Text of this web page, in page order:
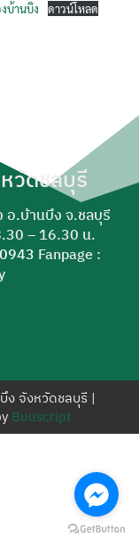
บ้านบึง ดาวน์โหลด
วัดชลบุรี
อ.บ้านบึง จ.ชลบุรี
– 16.30 น.
Fanpage :
ง จังหวัดชลบุรี |
Buuscript